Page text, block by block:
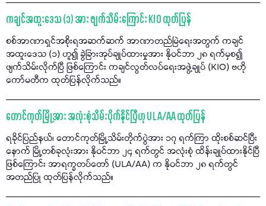
ကချင်အထူးဒေသ (၁) အား ဖျက်သိမ်းကြောင်း KIO ထုတ်ပြန်
စစ်အာဏာရှင်အစိုးရအဆက်ဆက် အာဏာတည်မြဲရေးအတွက် ကချင်
အထူးဒေသ (၁) ဟူ၍ ခွဲခြားအုပ်ချုပ်ထားမှုအား နိုဝင်ဘာ ၂၈ ရက်မှစ၍
ဖျက်သိမ်းလိုက်ပြီ ဖြစ်ကြောင်း ကချင်လွတ်လပ်ရေးအဖွဲ့ချုပ် (KIO) ဗဟို
ကော်မတီက ထုတ်ပြန်လိုက်သည်။
တောင်ကုတ်မြို့အား အလုံးစုံသိမ်းပိုက်နိုင်ပြီဟု ULA/AA ထုတ်ပြန်
ရခိုင်ပြည်နယ်၊ တောင်ကုတ်မြို့သိမ်းတိုက်ပွဲအား ၁၇ ရက်ကြာ ထိုးစစ်ဆင်ပြီး
နောက် မြို့တစ်ခုလုံးအား နိုဝင်ဘာ ၂၄ ရက်တွင် အလုံးစုံ ထိန်းချုပ်ထားနိုင်ပြီ
ဖြစ်ကြောင်း အာရက္ခတပ်တော် (ULA/AA) က နိုဝင်ဘာ ၂၈ ရက်တွင်
အတည်ပြု ထုတ်ပြန်လိုက်သည်။